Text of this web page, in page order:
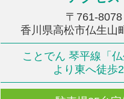
〒761-8078
香川県高松市仏生山
ことでん 琴平線「
より東へ徒歩